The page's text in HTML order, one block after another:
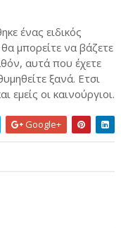
ένας ειδικός
μπορείτε να βάζετε
αυτά που έχετε
ξανά. Ετσι
εμείς οι καινούργιοι.
Google+